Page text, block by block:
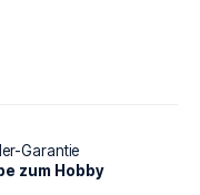
Garantie
zum Hobby